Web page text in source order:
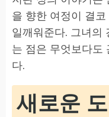
을 향한 여정이 결
일깨워준다. 그녀의
는 점은 무엇보다도
다.
새로운